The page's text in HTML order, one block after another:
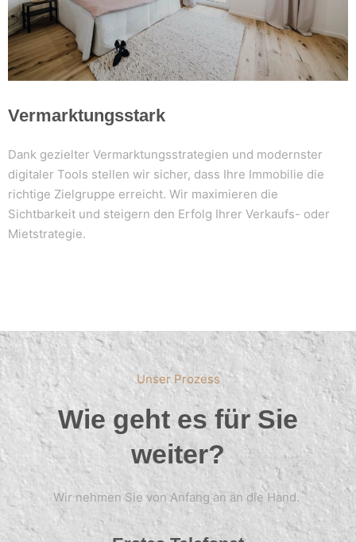
Vermarktungsstark
Dank gezielter Vermarktungsstrategien und modernster
digitaler Tools stellen wir sicher, dass Ihre Immobilie die
richtige Zielgruppe erreicht. Wir maximieren die
Sichtbarkeit und steigern den Erfolg Ihrer Verkaufs- oder
Mietstrategie.
Unser Prozess
Wie geht es für Sie
weiter?
Wir nehmen Sie von Anfang an an die Hand.